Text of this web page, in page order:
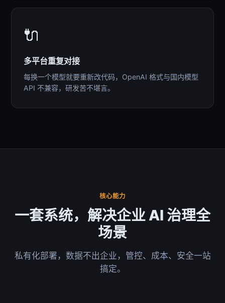
🔌
多平台重复对接
每换一个模型就要重新改代码，OpenAI 格式与国内模型
API 不兼容，研发苦不堪言。
核心能力
一套系统，解决企业 AI 治理全
场景
私有化部署，数据不出企业，管控、成本、安全一站
搞定。